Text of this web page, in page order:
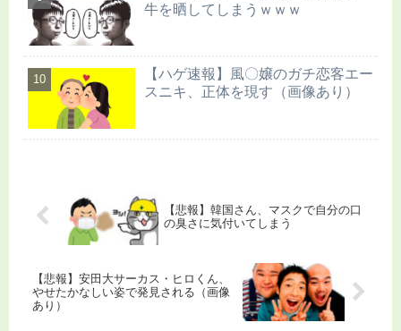
牛を晒してしまうｗｗｗ
【ハゲ速報】風〇嬢のガチ恋客エー
スニキ、正体を現す（画像あり）
【悲報】韓国さん、マスクで自分の口
の臭さに気付いてしまう
【悲報】安田大サーカス・ヒロくん、
やせたかなしい姿で発見される（画像
あり）